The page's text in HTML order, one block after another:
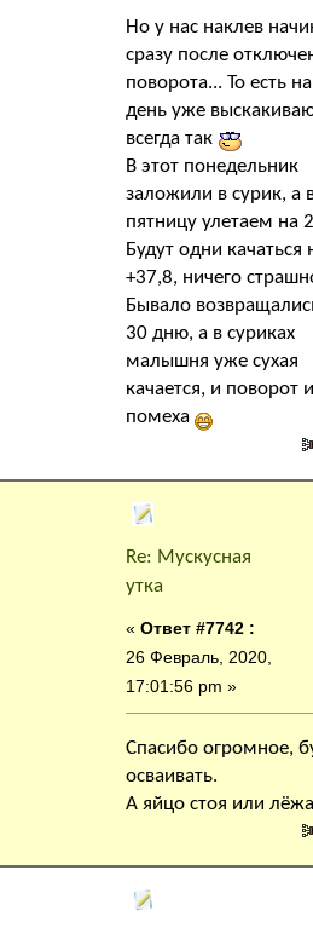
Но у нас наклев
сразу после
поворота... То есть
день уже
всегда так
В этот понедельник
заложили в сурик, а
пятницу улетаем на
Будут одни качаться
+37,8, ничего
Бывало
30 дню, а в суриках
малышня уже сухая
качается, и поворот
помеха
Re: Мускусная
утка
« Ответ #7742 :
26 Февраль, 2020,
17:01:56 pm »
Спасибо огромное,
осваивать.
А яйцо стоя или